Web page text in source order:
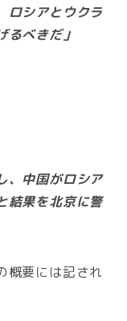
ロシアとウクラ
るべきだ」
、中国がロシア
結果を北京に警
概要には記され